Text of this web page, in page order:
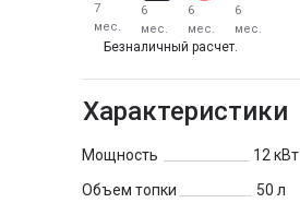
Безналичный расчет.
7
мес.
6
мес.
6
мес.
6
мес.
Характеристики
Объем топки 50 л
Мощность 12 кВт